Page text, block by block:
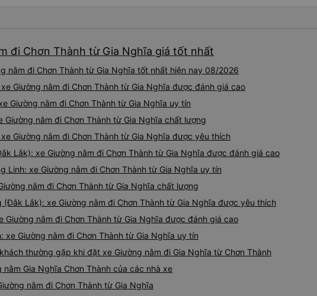
đi Chơn Thành từ Gia Nghĩa giá tốt nhất
nằm đi Chơn Thành từ Gia Nghĩa tốt nhất hiện nay 08/2026
Giường nằm đi Chơn Thành từ Gia Nghĩa được đánh giá cao
Giường nằm đi Chơn Thành từ Gia Nghĩa uy tín
Giường nằm đi Chơn Thành từ Gia Nghĩa chất lượng
Giường nằm đi Chơn Thành từ Gia Nghĩa được yêu thích
Lắk): xe Giường nằm đi Chơn Thành từ Gia Nghĩa được đánh giá cao
Linh: xe Giường nằm đi Chơn Thành từ Gia Nghĩa uy tín
nằm đi Chơn Thành từ Gia Nghĩa chất lượng
(Đắk Lắk): xe Giường nằm đi Chơn Thành từ Gia Nghĩa được yêu thích
Giường nằm đi Chơn Thành từ Gia Nghĩa được đánh giá cao
xe Giường nằm đi Chơn Thành từ Gia Nghĩa uy tín
thường gặp khi đặt xe Giường nằm đi Gia Nghĩa từ Chơn Thành
Gia Nghĩa Chơn Thành của các nhà xe
nằm đi Chơn Thành từ Gia Nghĩa